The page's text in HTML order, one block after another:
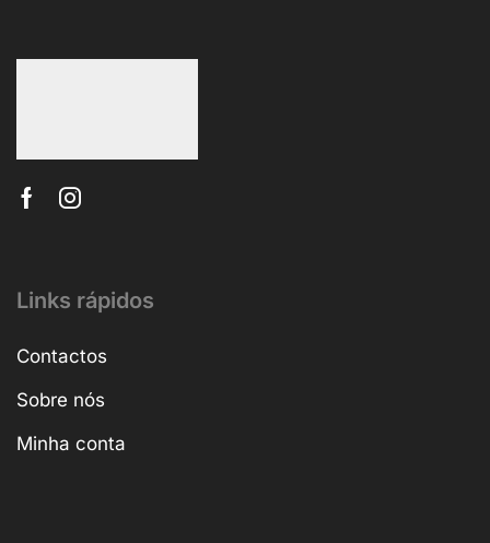
Links rápidos
Contactos
Sobre nós
Minha conta